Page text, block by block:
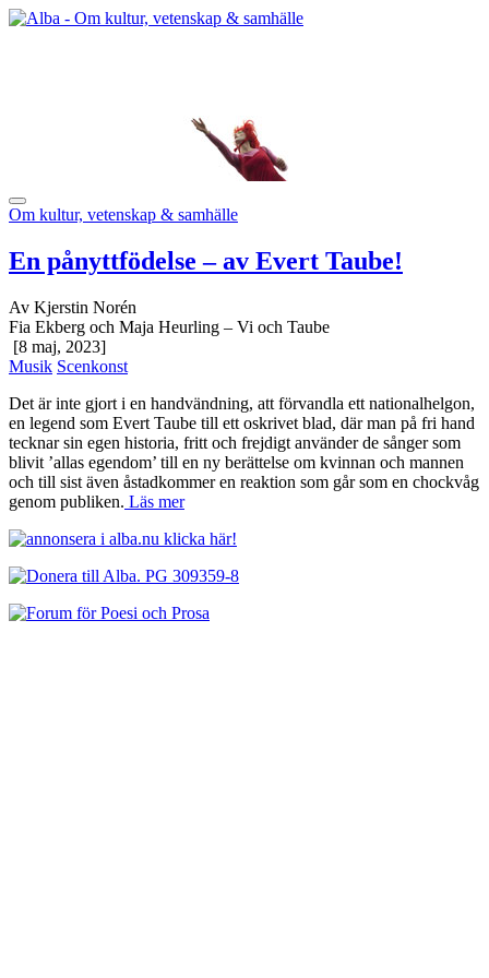
Om kultur, vetenskap & samhälle
En pånyttfödelse – av Evert Taube!
Av Kjerstin Norén
Fia Ekberg och Maja Heurling – Vi och Taube
[8 maj, 2023]
Musik Scenkonst
Det är inte gjort i en handvändning, att förvandla ett nationalhelgon,
en legend som Evert Taube till ett oskrivet blad, där man på fri hand
tecknar sin egen historia, fritt och frejdigt använder de sånger som
blivit ’allas egendom’ till en ny berättelse om kvinnan och mannen
och till sist även åstadkommer en reaktion som går som en chockvåg
genom publiken. Läs mer